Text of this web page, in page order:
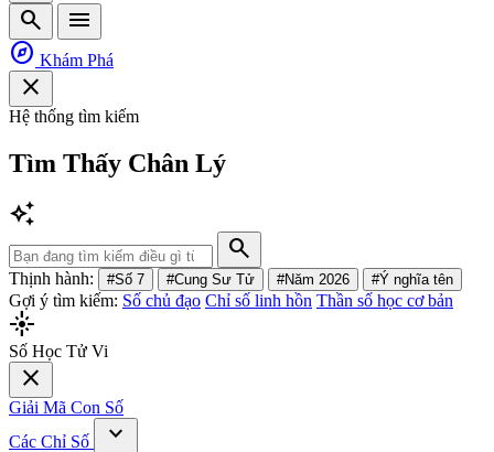
search
menu
explore Khám Phá
close
Hệ thống tìm kiếm
Tìm Thấy Chân Lý
auto_awesome
search
Thịnh hành: #Số 7 #Cung Sư Tử #Năm 2026 #Ý nghĩa tên
Gợi ý tìm kiếm: Số chủ đạo Chỉ số linh hồn Thần số học cơ bản
flare
Số Học Tử Vi
close
Giải Mã Con Số
Các Chỉ Số
expand_more